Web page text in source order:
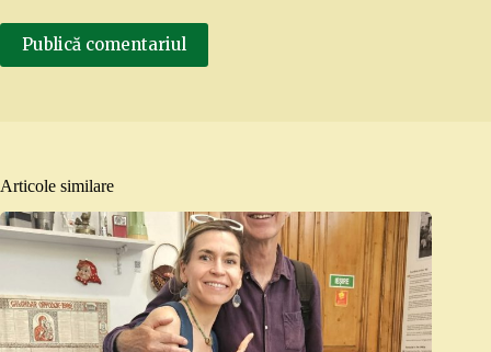
Publică comentariul
Articole similare